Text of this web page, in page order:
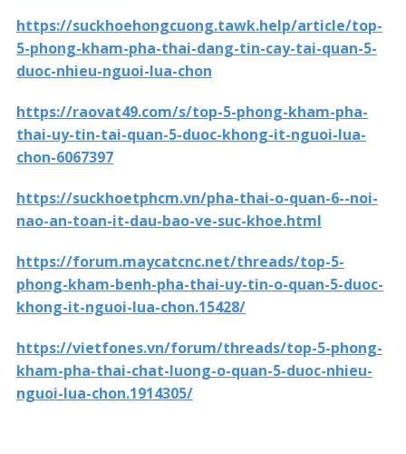
https://suckhoehongcuong.tawk.help/article/top-
5-phong-kham-pha-thai-dang-tin-cay-tai-quan-5-
duoc-nhieu-nguoi-lua-chon
https://raovat49.com/s/top-5-phong-kham-pha-
thai-uy-tin-tai-quan-5-duoc-khong-it-nguoi-lua-
chon-6067397
https://suckhoetphcm.vn/pha-thai-o-quan-6--noi-
nao-an-toan-it-dau-bao-ve-suc-khoe.html
https://forum.maycatcnc.net/threads/top-5-
phong-kham-benh-pha-thai-uy-tin-o-quan-5-duoc-
khong-it-nguoi-lua-chon.15428/
https://vietfones.vn/forum/threads/top-5-phong-
kham-pha-thai-chat-luong-o-quan-5-duoc-nhieu-
nguoi-lua-chon.1914305/